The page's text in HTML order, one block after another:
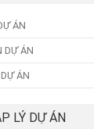
ÁN
DỰ ÁN
ÁN
LÝ DỰ ÁN